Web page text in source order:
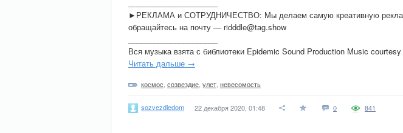
►РЕКЛАМА и СОТРУДНИЧЕСТВО: Мы делаем самую креативную
обращайтесь на почту — ridddle@tag.show
Вся музыка взята с библиотеки Epidemic Sound Production Music
Читать дальше →
космос созвездие улет невесомость
sozvezdiedom 22 декабря 2020, 01:48 0 841